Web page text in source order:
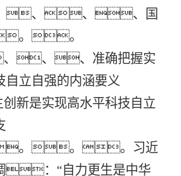
、、、国
。。
、、准确把握实
自立自强的内涵要义
新是实现高水平科技自立
。。。习近
： “自力更生是中华